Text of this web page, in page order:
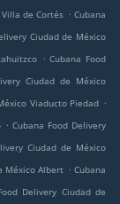
de Cortés . Cubana
Ciudad de México
. Cubana Food
Ciudad de México
Viaducto Piedad .
. Cubana Food Delivery
Ciudad de México
México Albert . Cubana
Delivery Ciudad de